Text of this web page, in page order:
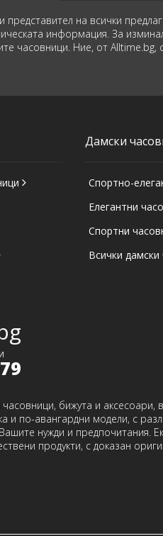
представител на всички
информация. За
часовници. Ние, от
Дамски
Спортно-
Елегантни
Спортни
Всички дамски
бижута и аксесоари,
и по-авангардни модели, с
нужди и предпочитания.
продукти, с доказан